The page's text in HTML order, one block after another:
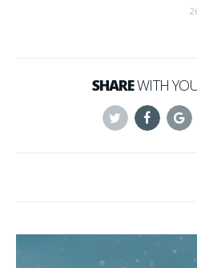
SHAREWITH